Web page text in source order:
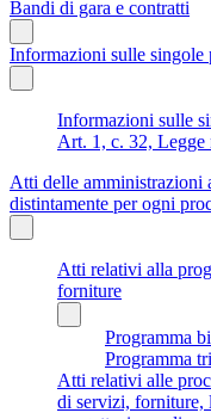
Bandi di gara e contratti
Informazioni sulle singole
Informazioni sulle
Art. 1, c. 32, Legge
Atti delle amministrazioni
distintamente per ogni
Atti relativi alla
forniture
Programma
Programma
Atti relativi alle
di servizi, forniture,